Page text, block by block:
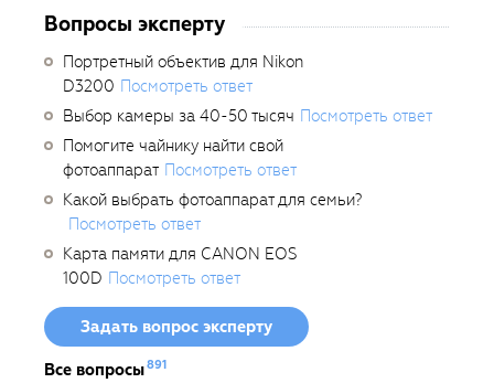
Вопросы эксперту
Портретный объектив для Nikon
D3200 Посмотреть ответ
Выбор камеры за 40-50 тысяч Посмотреть ответ
Помогите чайнику найти свой
фотоаппарат Посмотреть ответ
Какой выбрать фотоаппарат для семьи?
Посмотреть ответ
Карта памяти для CANON EOS
100D Посмотреть ответ
Задать вопрос эксперту
Все вопросы891